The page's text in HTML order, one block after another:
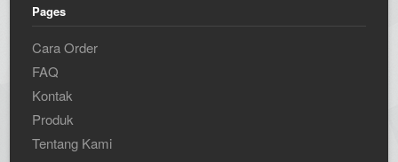
Pages
Cara Order
FAQ
Kontak
Produk
Tentang Kami